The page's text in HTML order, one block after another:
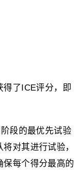
得了ICE评分，即
段的最优先试验
对其进行试验，
保每个得分最高的